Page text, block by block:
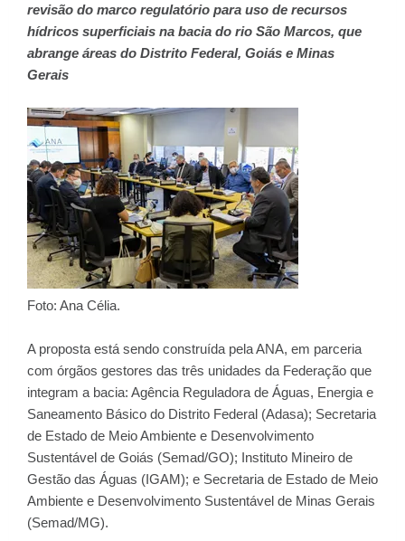
revisão do marco regulatório para uso de recursos
hídricos superficiais na bacia do rio São Marcos, que
abrange áreas do Distrito Federal, Goiás e Minas
Gerais
Foto: Ana Célia.
A proposta está sendo construída pela ANA, em parceria
com órgãos gestores das três unidades da Federação que
integram a bacia: Agência Reguladora de Águas, Energia e
Saneamento Básico do Distrito Federal (Adasa); Secretaria
de Estado de Meio Ambiente e Desenvolvimento
Sustentável de Goiás (Semad/GO); Instituto Mineiro de
Gestão das Águas (IGAM); e Secretaria de Estado de Meio
Ambiente e Desenvolvimento Sustentável de Minas Gerais
(Semad/MG).